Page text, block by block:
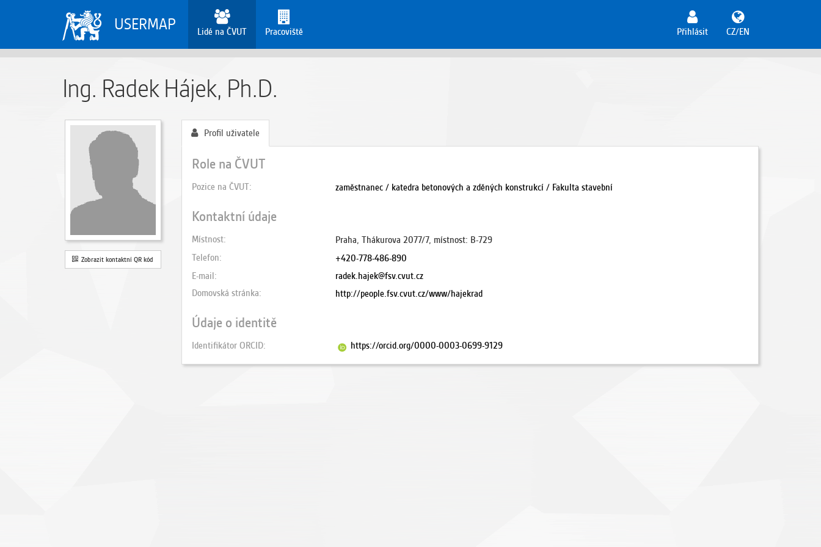
USERMAP Lidé na ČVUT Pracoviště Přihlásit CZ/EN
Ing. Radek Hájek, Ph.D.
Zobrazit kontaktní QR kód
Profil uživatele
Role na ČVUT
Pozice na ČVUT zaměstnanec / katedra betonových a zděných konstrukcí / Fakulta stavební
Kontaktní údaje
Místnost
Praha, Thákurova 2077/7, místnost: B-729
Telefon
+420-778-486-890
E-mail
radek.hajek@fsv.cvut.cz
Domovská stránka
http://people.fsv.cvut.cz/www/hajekrad
Údaje o identitě
Identifikátor ORCID https://orcid.org/0000-0003-0699-9129